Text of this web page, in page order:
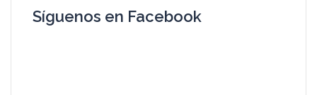
Síguenos en Facebook